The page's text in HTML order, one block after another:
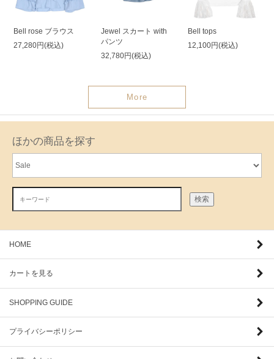
Bell rose ブラウス
27,280円(税込)
Jewel スカート with
パンツ
32,780円(税込)
Bell tops
12,100円(税込)
More
ほかの商品を探す
検索
HOME
カートを見る
SHOPPING GUIDE
プライバシーポリシー